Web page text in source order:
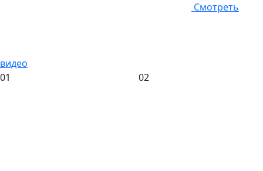
Смотреть
видео
01
02